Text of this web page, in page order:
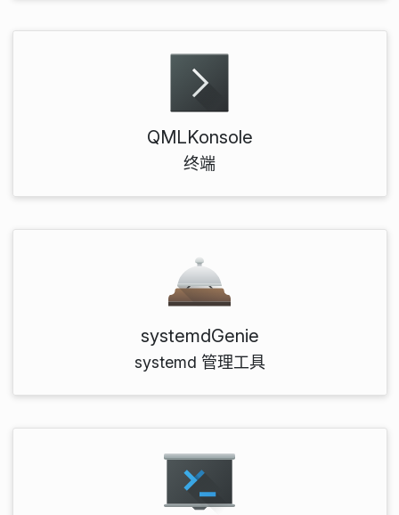
QMLKonsole
终端
systemdGenie
systemd 管理工具